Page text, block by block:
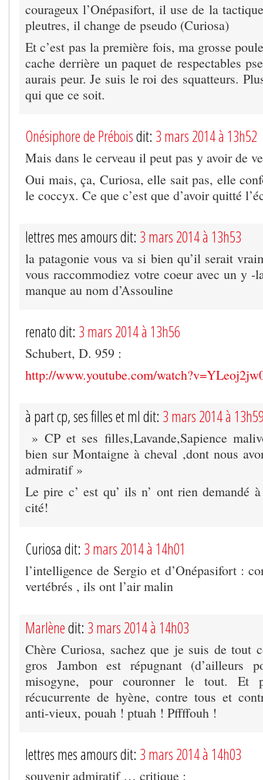
courageux l’Onépasifort, il use de la
pleutres, il change de pseudo (Curiosa)
Et c’est pas la première fois, ma grosse
cache derrière un paquet de respectables
aurais peur. Je suis le roi des squatteurs.
qui que ce soit.
Onésiphore de Préboisdit: 3 mars 2014 à 13h52
Mais dans le cerveau il peut pas y avoir de
Oui mais, ça, Curiosa, elle sait pas, elle
le coccyx. Ce que c’est que d’avoir quitté
lettres mes amours dit: 3 mars 2014 à 13h53
la patagonie vous va si bien qu’il serait
vous raccommodiez votre coeur avec un y -
manque au nom d’Assouline
renato dit: 3 mars 2014 à 13h56
Schubert, D. 959 :
http://www.youtube.com/
à part cp, ses filles et ml dit: 3 mars 2014 à
» CP et ses filles,Lavande,Sapience
bien sur Montaigne à cheval ,dont nous
admiratif »
Le pire c’ est qu’ ils n’ ont rien demandé
cité!
Curiosa dit: 3 mars 2014 à 14h01
l’intelligence de Sergio et d’Onépasifort :
vertébrés , ils ont l’air malin
Marlènedit: 3 mars 2014 à 14h03
Chère Curiosa, sachez que je suis de tout
gros Jambon est répugnant (d’ailleurs
misogyne, pour couronner le tout. Et
récucurrente de hyène, contre tous et
anti-vieux, pouah ! ptuah ! Pffffouh !
lettres mes amours dit: 3 mars 2014 à 14h03
souvenir admiratif … critique :